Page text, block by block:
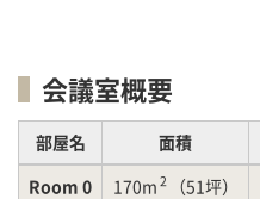
会議室概要
部屋名 面積
Room 0
170m 2 （51坪）